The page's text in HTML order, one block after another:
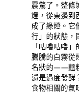
震驚了。整條
燈，從東邊到
成了綠燈。它
行」的狀態，
「咕嚕咕嚕
騰騰的白霧從
名狀的——麵
還是過度發酵
食物相關的氣